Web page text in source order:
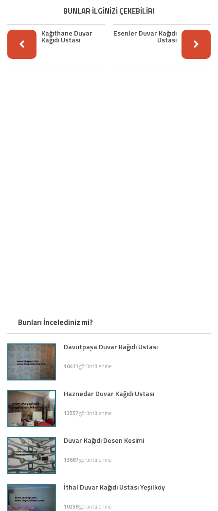
BUNLAR İLGİNİZİ ÇEKEBİLİR!
Kağıthane Duvar
Kağıdı Ustası
Esenler Duvar Kağıdı
Ustası
Bunları İncelediniz mi?
Davutpaşa Duvar Kağıdı Ustası
10411görüntülenme
Haznedar Duvar Kağıdı Ustası
12557görüntülenme
Duvar Kağıdı Desen Kesimi
13687görüntülenme
İthal Duvar Kağıdı Ustası Yeşilköy
10258görüntülenme